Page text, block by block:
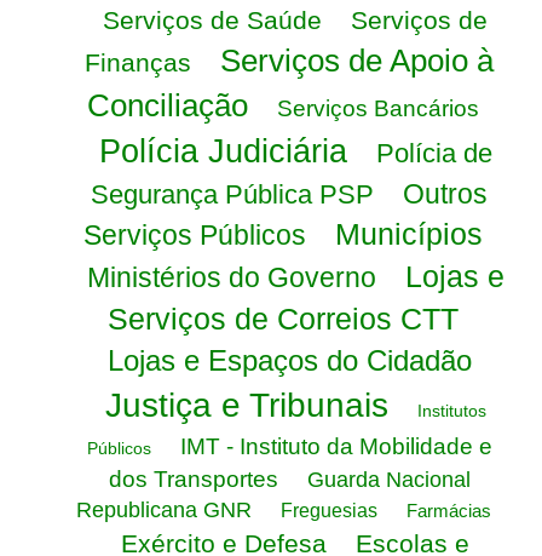
Serviços de Saúde
Serviços de
Finanças
Serviços de Apoio à
Conciliação
Serviços Bancários
Polícia Judiciária
Polícia de
Segurança Pública PSP
Outros
Serviços Públicos
Municípios
Ministérios do Governo
Lojas e
Serviços de Correios CTT
Lojas e Espaços do Cidadão
Justiça e Tribunais
Institutos
Públicos
IMT - Instituto da Mobilidade e
dos Transportes
Guarda Nacional
Republicana GNR
Freguesias Farmácias
Exército e Defesa Escolas e